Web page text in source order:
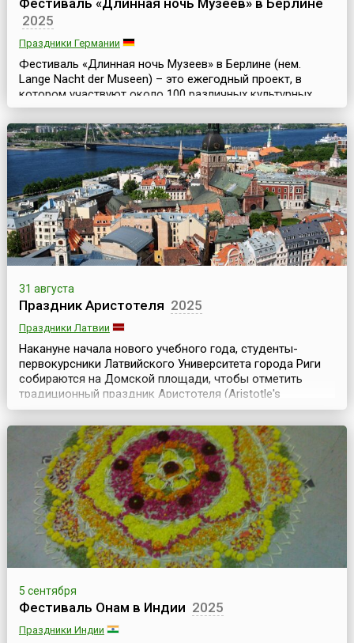
Фестиваль «Длинная ночь Музеев» в Берлине
2025
Праздники Германии
Фестиваль «Длинная ночь Музеев» в Берлине (нем.
Lange Nacht der Museen) – это ежегодный проект, в
котором участвуют около 100 различных культурных
учреждений германской столицы. Он проходит во
второй половине августа.В рамках фестиваля музеи,
галереи, выставочные залы, архивы, собрания,
мемориалы, исторические памятники и культурные
центры города открывают свои двери для всех
желающих в ночь с...
31 августа
Праздник Аристотеля 2025
Праздники Латвии
Накануне начала нового учебного года, студенты-
первокурсники Латвийского Университета города Риги
собираются на Домской площади, чтобы отметить
традиционный праздник Аристотеля (Aristotle's
celebration / Aristotelis), который ведёт свою историю с
1966 года.Мероприятие состоит из двух частей. Первая
часть по традиции проходит на Домской площади, а
вторая часть - на Sapņu fabrika. На Домскую пло...
5 сентября
Фестиваль Онам в Индии 2025
Праздники Индии